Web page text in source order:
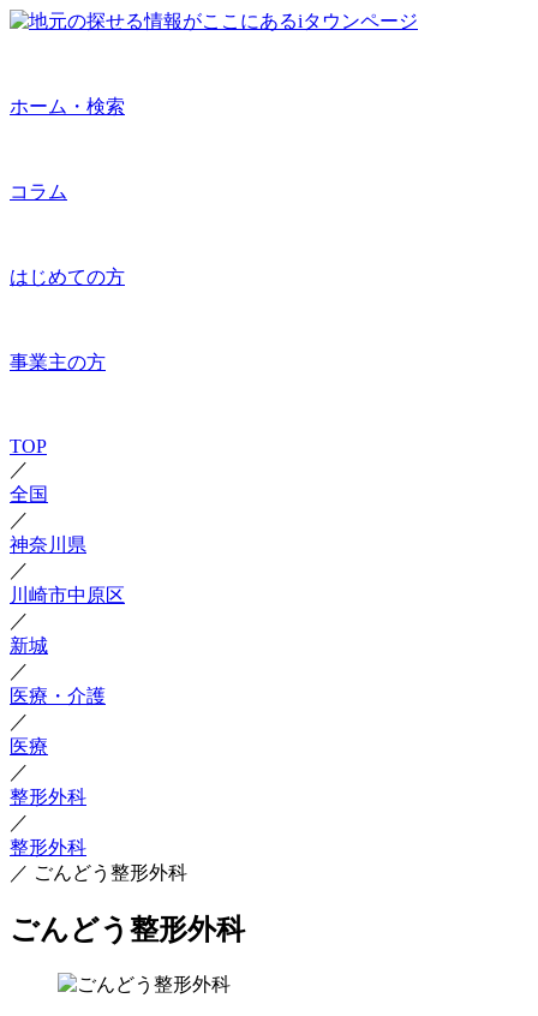
ホーム・検索
コラム
はじめての方
事業主の方
TOP
／
全国
／
神奈川県
／
川崎市中原区
／
新城
／
医療・介護
／
医療
／
整形外科
／
整形外科
／ ごんどう整形外科
ごんどう整形外科